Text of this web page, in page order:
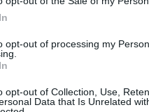
opt-out of processing my
opt-out of Collection, Use,
Data that Is Unrelated
tudással is
az alábbi gombokkal: